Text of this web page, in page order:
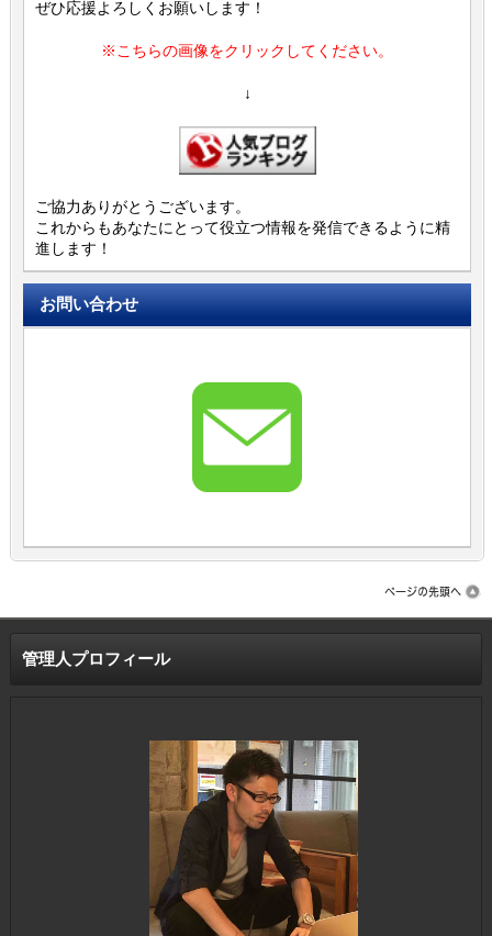
ぜひ応援よろしくお願いします！
※こちらの画像をクリックしてください。
↓
ご協力ありがとうございます。
これからもあなたにとって役立つ情報を発信できるように精
進します！
お問い合わせ
管理人プロフィール